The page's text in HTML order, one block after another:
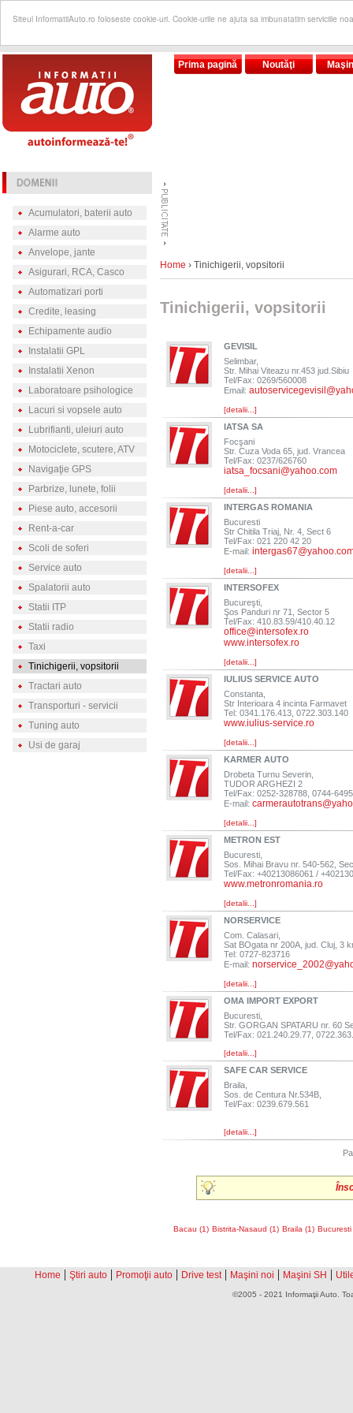
Siteul InformatiiAuto.ro foloseste cookie-uri. Cookie-urile ne ajuta sa imbunatatim serviciile
Prima pagină Noutăţi
Acumulatori, baterii auto
Alarme auto
Anvelope, jante
Asigurari, RCA, Casco
Automatizari porti
Credite, leasing
Echipamente audio
Instalatii GPL
Instalatii Xenon
Laboratoare psihologice
Lacuri si vopsele auto
Lubrifianti, uleiuri auto
Motociclete, scutere, ATV
Navigaţie GPS
Parbrize, lunete, folii
Piese auto, accesorii
Rent-a-car
Scoli de soferi
Service auto
Spalatorii auto
Statii ITP
Statii radio
Taxi
Tinichigerii, vopsitorii
Tractari auto
Transporturi - servicii
Tuning auto
Usi de garaj
Home › Tinichigerii, vopsitorii
Tinichigerii, vopsitorii
GEVISIL
Selimbar,
Str. Mihai Viteazu nr.453 jud.Sibiu
Tel/Fax: 0269/560008
Email:
[detalii...]
IATSA SA
Focşani
Str. Cuza Voda 65, jud. Vrancea
Tel/Fax: 0237/626760
iatsa_focsani@yahoo.com
[detalii...]
INTERGAS ROMANIA
Bucuresti
Str Chitila Triaj, Nr. 4, Sect 6
Tel/Fax: 021 220 42 20
E-mail:
[detalii...]
INTERSOFEX
Bucureşti,
Şos Panduri nr 71, Sector 5
Tel/Fax: 410.83.59/410.40.12
office@intersofex.ro
www.intersofex.ro
[detalii...]
IULIUS SERVICE AUTO
Constanta,
Str Interioara 4 incinta Farmavet
Tel: 0341.176.413, 0722.303.140
www.iulius-service.ro
[detalii...]
KARMER AUTO
Drobeta Turnu Severin,
TUDOR ARGHEZI 2
Tel/Fax: 0252-328788, 0744-
E-mail:
[detalii...]
METRON EST
Bucuresti,
Sos. Mihai Bravu nr. 540-562,
Tel/Fax: +40213086061 /
www.metronromania.ro
[detalii...]
NORSERVICE
Com. Calasari,
Sat BOgata nr 200A, jud. Cluj, 3
Tel: 0727-823716
E-mail:
[detalii...]
OMA IMPORT EXPORT
Bucuresti,
Str. GORGAN SPATARU nr. 60
Tel/Fax: 021.240.29.77,
[detalii...]
SAFE CAR SERVICE
Braila,
Sos. de Centura Nr.534B,
Tel/Fax: 0239.679.561
[detalii...]
Bacau (1) Bistrita-Nasaud (1) Braila (1) Bucuresti
Home | Ştiri auto | Promoţii auto | Drive test | Maşini noi | Maşini SH |
©2005 - 2021 Informaţii Auto.